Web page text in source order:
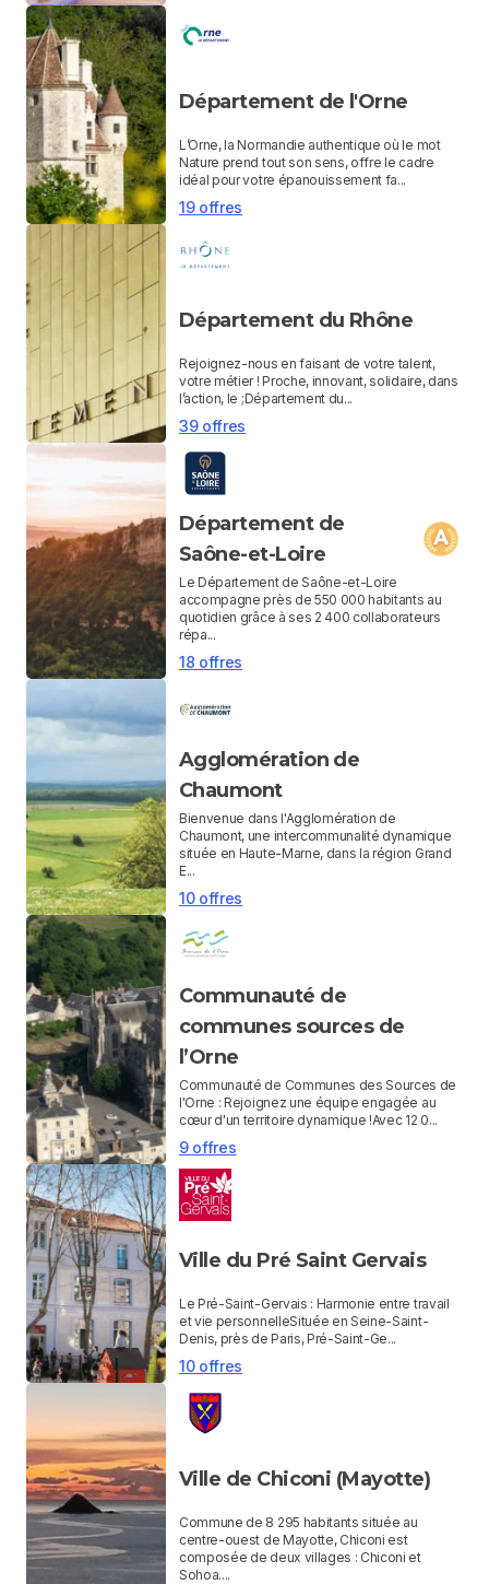
Département de l'Orne
L’Orne, la Normandie authentique où le mot
Nature prend tout son sens, offre le cadre
idéal pour votre épanouissement fa...
19 offres
Département du Rhône
Rejoignez-nous en faisant de votre talent,
votre métier ! Proche, innovant, solidaire, dans
l’action, le ;Département du...
39 offres
Département de
Saône-et-Loire
Le Département de Saône-et-Loire
accompagne près de 550 000 habitants au
quotidien grâce à ses 2 400 collaborateurs
répa...
18 offres
Agglomération de
Chaumont
Bienvenue dans l'Agglomération de
Chaumont, une intercommunalité dynamique
située en Haute-Marne, dans la région Grand
E...
10 offres
Communauté de
communes sources de
l’Orne
Communauté de Communes des Sources de
l'Orne : Rejoignez une équipe engagée au
cœur d'un territoire dynamique !Avec 12 0...
9 offres
Ville du Pré Saint Gervais
Le Pré-Saint-Gervais : Harmonie entre travail
et vie personnelleSituée en Seine-Saint-
Denis, près de Paris, Pré-Saint-Ge...
10 offres
Ville de Chiconi (Mayotte)
Commune de 8 295 habitants située au
centre-ouest de Mayotte, Chiconi est
composée de deux villages : Chiconi et
Sohoa....